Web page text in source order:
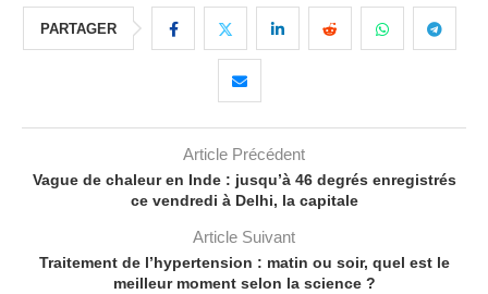
PARTAGER
Article Précédent
Vague de chaleur en Inde : jusqu’à 46 degrés enregistrés
ce vendredi à Delhi, la capitale
Article Suivant
Traitement de l’hypertension : matin ou soir, quel est le
meilleur moment selon la science ?